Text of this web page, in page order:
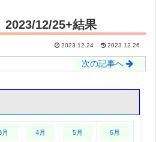
2023/12/25+結果
2023.12.24 2023.12.26
次の記事へ
月 4月 5月 6月